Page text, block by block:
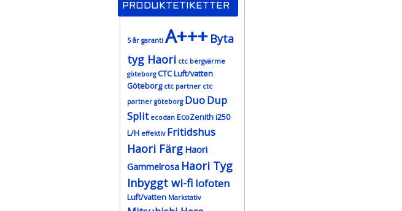
PRODUKTETIKETTER
5 år garanti A+++ Byta
tyg Haori ctc bergvärme
göteborg CTC Luft/vatten
Göteborg ctc partner ctc
partner göteborg DuoDup
Split ecodan EcoZenith i250
L/H effektiv Fritidshus
Haori Färg Haori
Gammelrosa Haori Tyg
Inbyggt wi-fi lofoten
Luft/vatten Markstativ